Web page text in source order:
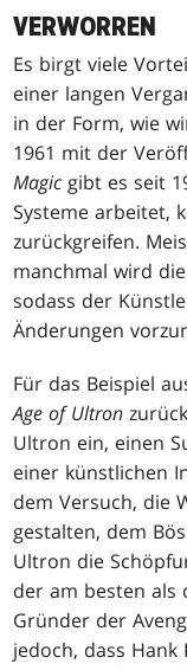
VERWORREN
Es birgt viele
einer langen
in der Form, wie
1961 mit der
Magic gibt es seit
Systeme arbeitet,
zurückgreifen.
manchmal wird
sodass der
Änderungen
Für das Beispiel
Age of Ultron
Ultron ein, einen
einer künstlichen
dem Versuch, die
gestalten, dem
Ultron die
der am besten als
Gründer der
jedoch, dass